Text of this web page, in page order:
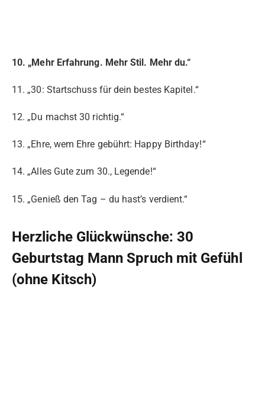
10. „Mehr Erfahrung. Mehr Stil. Mehr du.“
11. „30: Startschuss für dein bestes Kapitel.“
12. „Du machst 30 richtig.“
13. „Ehre, wem Ehre gebührt: Happy Birthday!“
14. „Alles Gute zum 30., Legende!“
15. „Genieß den Tag – du hast’s verdient.“
Herzliche Glückwünsche: 30
Geburtstag Mann Spruch mit Gefühl
(ohne Kitsch)